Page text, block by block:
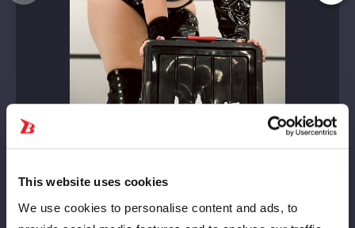
This website uses cookies
We use cookies to personalise content and ads, to